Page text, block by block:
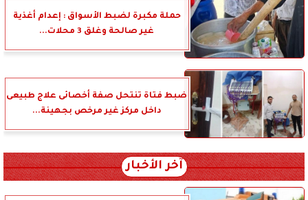
حملة مكبرة لضبط الأسواق : إعدام أغذية
غير صالحة وغلق 3 محلات...
ضبط فتاة تنتحل صفة أخصائى علاج طبيعى
داخل مركز غير مرخص بجهينة...
آخر الأخبار